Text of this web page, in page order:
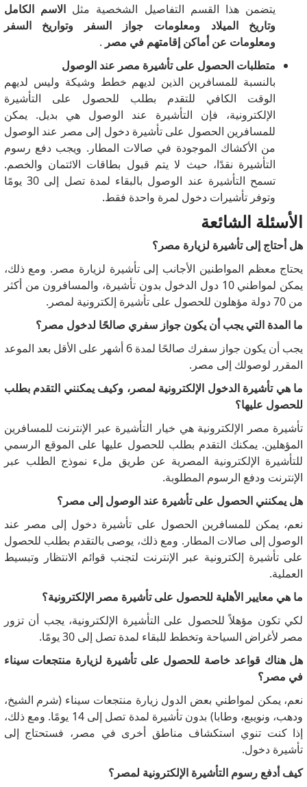
يتضمن هذا القسم التفاصيل الشخصية مثلالاسم الكامل
وتاريخ الميلاد ومعلومات جواز السفر وتواريخ السفر
ومعلومات عن أماكن إقامتهم في مصر .
متطلبات الحصول على تأشيرة مصر عند الوصول
بالنسبة للمسافرين الذين لديهم خطط وشيكة وليس لديهم
الوقت الكافي للتقدم بطلب للحصول على التأشيرة
الإلكترونية، فإن التأشيرة عند الوصول هي بديل. يمكن
للمسافرين الحصول على تأشيرة دخول إلى مصر عند الوصول
من الأكشاك الموجودة في صالات المطار. ويجب دفع رسوم
التأشيرة نقدًا، حيث لا يتم قبول بطاقات الائتمان والخصم.
تسمح التأشيرة عند الوصول بالبقاء لمدة تصل إلى 30 يومًا
وتوفر تأشيرات دخول لمرة واحدة فقط.
الأسئلة الشائعة
هل أحتاج إلى تأشيرة لزيارة مصر؟
يحتاج معظم المواطنين الأجانب إلى تأشيرة لزيارة مصر. ومع ذلك،
يمكن لمواطني 10 دول الدخول بدون تأشيرة، والمسافرون من أكثر
من 70 دولة مؤهلون للحصول على تأشيرة إلكترونية لمصر.
ما المدة التي يجب أن يكون جواز سفري صالحًا لدخول مصر؟
يجب أن يكون جواز سفرك صالحًا لمدة 6 أشهر على الأقل بعد الموعد
المقرر لوصولك إلى مصر.
ما هي تأشيرة الدخول الإلكترونية لمصر، وكيف يمكنني التقدم بطلب
للحصول عليها؟
تأشيرة مصر الإلكترونية هي خيار التأشيرة عبر الإنترنت للمسافرين
المؤهلين. يمكنك التقدم بطلب للحصول عليها على الموقع الرسمي
للتأشيرة الإلكترونية المصرية عن طريق ملء نموذج الطلب عبر
الإنترنت ودفع الرسوم المطلوبة.
هل يمكنني الحصول على تأشيرة عند الوصول إلى مصر؟
نعم، يمكن للمسافرين الحصول على تأشيرة دخول إلى مصر عند
الوصول إلى صالات المطار. ومع ذلك، يوصى بالتقدم بطلب للحصول
على تأشيرة إلكترونية عبر الإنترنت لتجنب قوائم الانتظار وتبسيط
العملية.
ما هي معايير الأهلية للحصول على تأشيرة مصر الإلكترونية؟
لكي تكون مؤهلاً للحصول على التأشيرة الإلكترونية، يجب أن تزور
مصر لأغراض السياحة وتخطط للبقاء لمدة تصل إلى 30 يومًا.
هل هناك قواعد خاصة للحصول على تأشيرة لزيارة منتجعات سيناء
في مصر؟
نعم، يمكن لمواطني بعض الدول زيارة منتجعات سيناء (شرم الشيخ،
ودهب، ونويبع، وطابا) بدون تأشيرة لمدة تصل إلى 14 يومًا.
ومع ذلك،
إذا كنت تنوي استكشاف مناطق أخرى في مصر، فستحتاج إلى
تأشيرة دخول.
كيف أدفع رسوم التأشيرة الإلكترونية لمصر؟